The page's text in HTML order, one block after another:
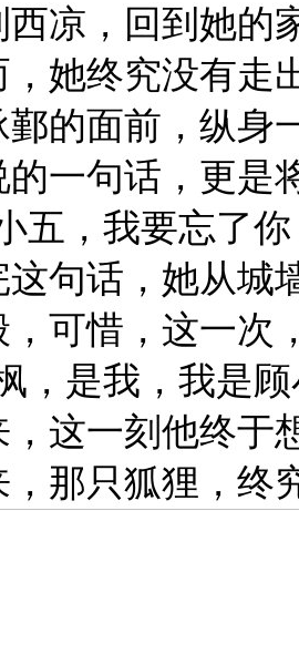
西凉，回到她
，她终究没有走
鄞的面前，纵身
的一句话，更是
五，我要忘了
这句话，她从城
，可惜，这一
，是我，我是
，这一刻他终
，那只狐狸，